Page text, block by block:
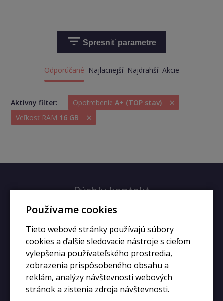
Spresniť parametre
Odporúčané Najlacnejší Najdrahší Akcie
Aktívny filter: OpotrebenieA+ (TOP stav) ×
Veľkosť RAM 16 GB ×
Rýchly kontakt
info@kupiphone.cz
Používame cookies
Tieto webové stránky používajú súbory
cookies a ďalšie sledovacie nástroje s cieľom
vylepšenia používateľského prostredia,
zobrazenia prispôsobeného obsahu a
reklám, analýzy návštevnosti webových
stránok a zistenia zdroja návštevnosti.